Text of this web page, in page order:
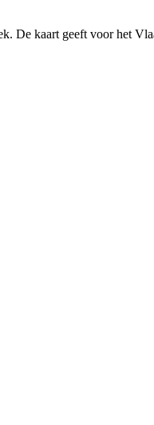
De kaart geeft voor het